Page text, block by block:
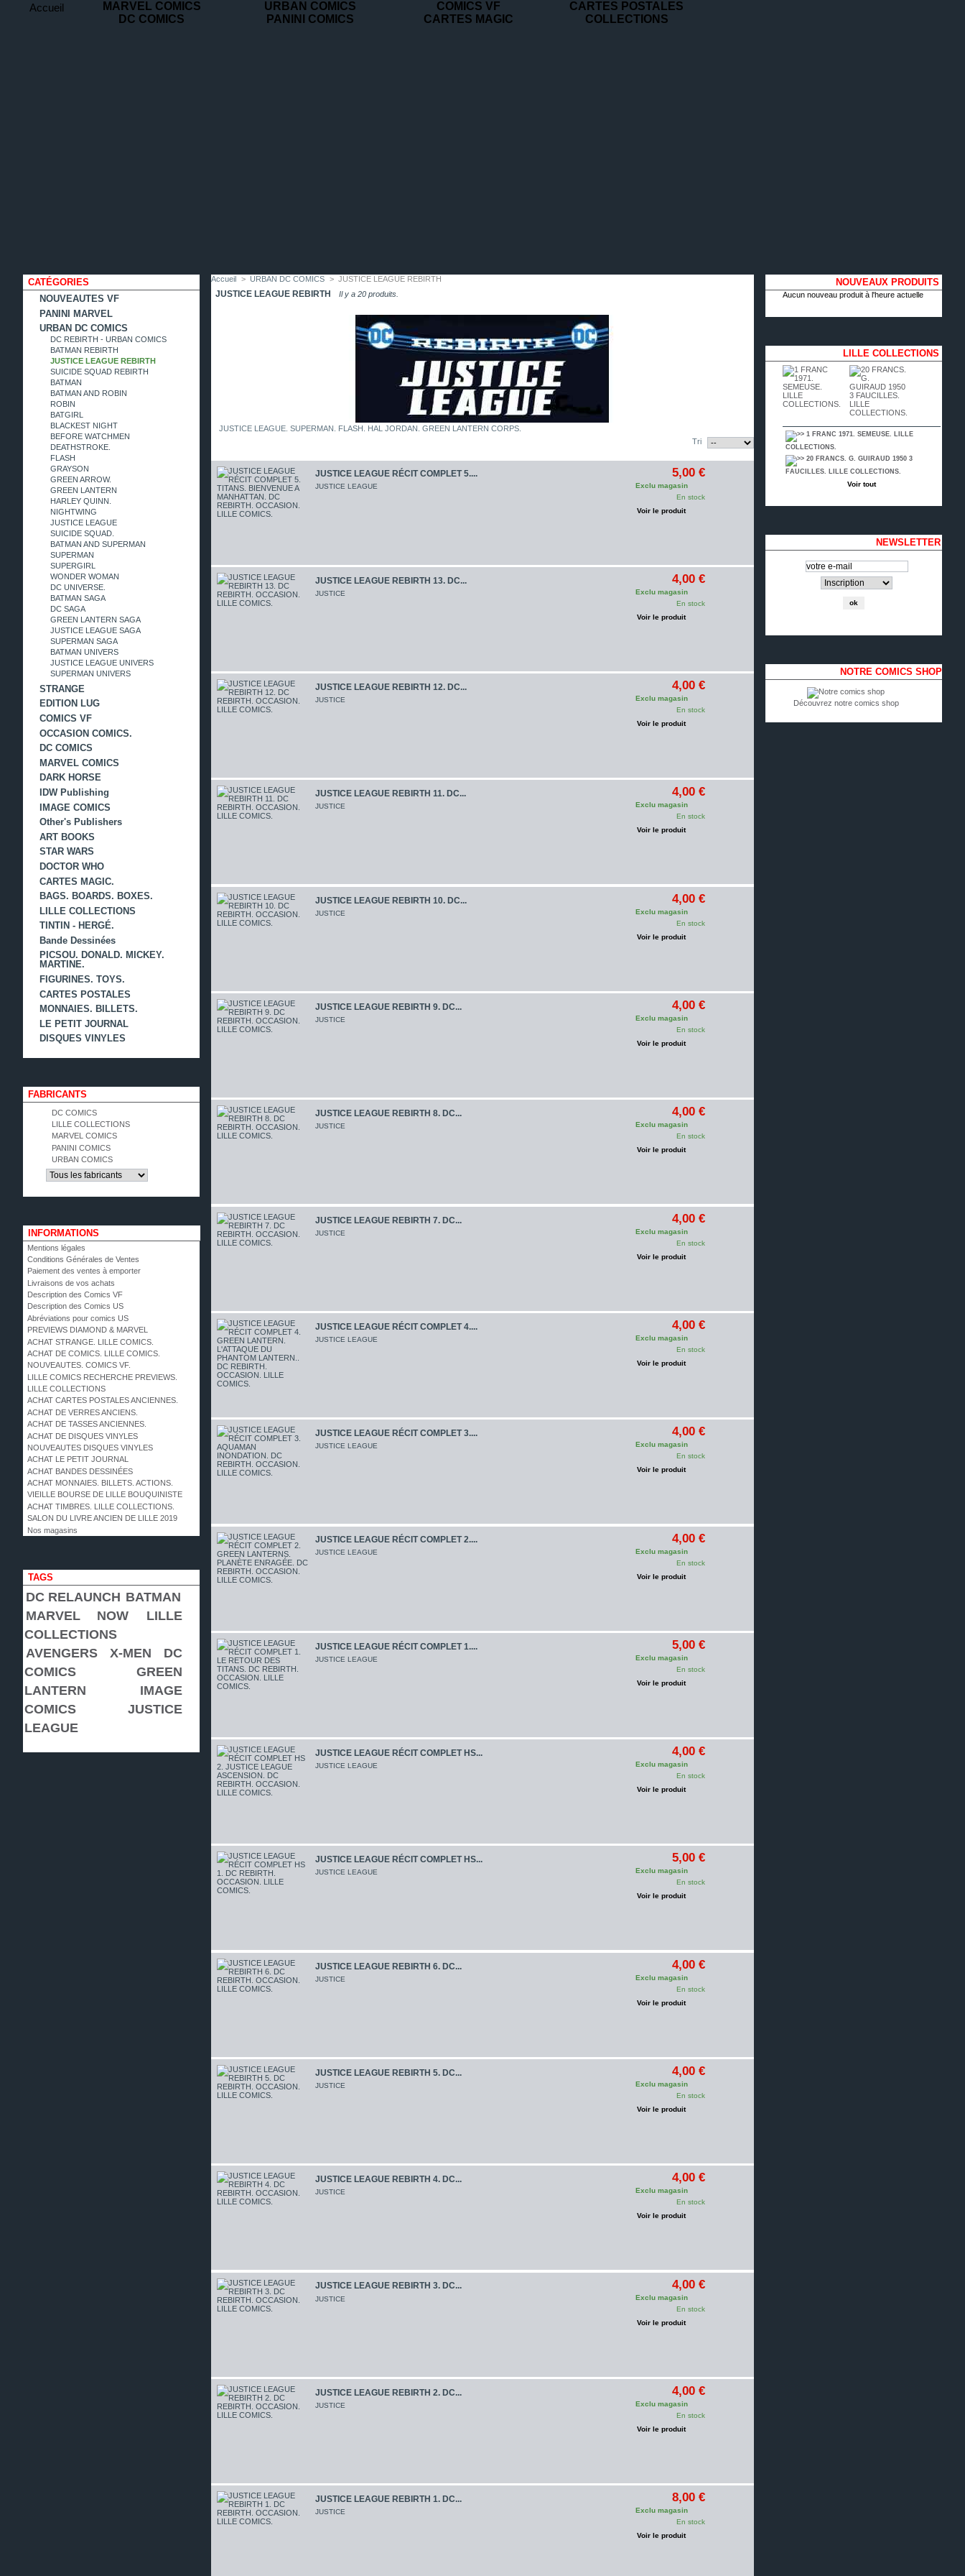
Accueil
MARVEL COMICS
DC COMICS
URBAN COMICS
PANINI COMICS
COMICS VF
CARTES MAGIC
CARTES POSTALES
COLLECTIONS
CATÉGORIES
NOUVEAUTES VF
PANINI MARVEL
URBAN DC COMICS
DC REBIRTH - URBAN COMICS
BATMAN REBIRTH
JUSTICE LEAGUE REBIRTH
SUICIDE SQUAD REBIRTH
BATMAN
BATMAN AND ROBIN
ROBIN
BATGIRL
BLACKEST NIGHT
BEFORE WATCHMEN
DEATHSTROKE.
FLASH
GRAYSON
GREEN ARROW.
GREEN LANTERN
HARLEY QUINN.
NIGHTWING
JUSTICE LEAGUE
SUICIDE SQUAD.
BATMAN AND SUPERMAN
SUPERMAN
SUPERGIRL
WONDER WOMAN
DC UNIVERSE.
BATMAN SAGA
DC SAGA
GREEN LANTERN SAGA
JUSTICE LEAGUE SAGA
SUPERMAN SAGA
BATMAN UNIVERS
JUSTICE LEAGUE UNIVERS
SUPERMAN UNIVERS
STRANGE
EDITION LUG
COMICS VF
OCCASION COMICS.
DC COMICS
MARVEL COMICS
DARK HORSE
IDW Publishing
IMAGE COMICS
Other's Publishers
ART BOOKS
STAR WARS
DOCTOR WHO
CARTES MAGIC.
BAGS. BOARDS. BOXES.
LILLE COLLECTIONS
TINTIN - HERGÉ.
Bande Dessinées
PICSOU. DONALD. MICKEY.
MARTINE.
FIGURINES. TOYS.
CARTES POSTALES
MONNAIES. BILLETS.
LE PETIT JOURNAL
DISQUES VINYLES
FABRICANTS
DC COMICS
LILLE COLLECTIONS
MARVEL COMICS
PANINI COMICS
URBAN COMICS
INFORMATIONS
Mentions légales
Conditions Générales de Ventes
Paiement des ventes à emporter
Livraisons de vos achats
Description des Comics VF
Description des Comics US
Abréviations pour comics US
PREVIEWS DIAMOND & MARVEL
ACHAT STRANGE. LILLE COMICS.
ACHAT DE COMICS. LILLE COMICS.
NOUVEAUTES. COMICS VF.
LILLE COMICS RECHERCHE PREVIEWS.
LILLE COLLECTIONS
ACHAT CARTES POSTALES ANCIENNES.
ACHAT DE VERRES ANCIENS.
ACHAT DE TASSES ANCIENNES.
ACHAT DE DISQUES VINYLES
NOUVEAUTES DISQUES VINYLES
ACHAT LE PETIT JOURNAL
ACHAT BANDES DESSINÉES
ACHAT MONNAIES. BILLETS. ACTIONS.
VIEILLE BOURSE DE LILLE BOUQUINISTE
ACHAT TIMBRES. LILLE COLLECTIONS.
SALON DU LIVRE ANCIEN DE LILLE 2019
Nos magasins
TAGS
DC RELAUNCH BATMAN
MARVEL NOW
LILLE
COLLECTIONS
AVENGERS
X-MEN
DC
COMICS
GREEN
LANTERN
IMAGE
COMICS
JUSTICE
LEAGUE
Accueil > URBAN DC COMICS > JUSTICE LEAGUE REBIRTH
JUSTICE LEAGUE REBIRTH Il y a 20 produits.
JUSTICE LEAGUE. SUPERMAN. FLASH. HAL JORDAN. GREEN LANTERN CORPS.
Tri
JUSTICE LEAGUE RÉCIT COMPLET 5....
JUSTICE LEAGUE
5,00 €
Exclu magasin
En stock
Voir le produit
JUSTICE LEAGUE REBIRTH 13. DC...
JUSTICE
4,00 €
Exclu magasin
En stock
Voir le produit
JUSTICE LEAGUE REBIRTH 12. DC...
JUSTICE
4,00 €
Exclu magasin
En stock
Voir le produit
JUSTICE LEAGUE REBIRTH 11. DC...
JUSTICE
4,00 €
Exclu magasin
En stock
Voir le produit
JUSTICE LEAGUE REBIRTH 10. DC...
JUSTICE
4,00 €
Exclu magasin
En stock
Voir le produit
JUSTICE LEAGUE REBIRTH 9. DC...
JUSTICE
4,00 €
Exclu magasin
En stock
Voir le produit
JUSTICE LEAGUE REBIRTH 8. DC...
JUSTICE
4,00 €
Exclu magasin
En stock
Voir le produit
JUSTICE LEAGUE REBIRTH 7. DC...
JUSTICE
4,00 €
Exclu magasin
En stock
Voir le produit
JUSTICE LEAGUE RÉCIT COMPLET 4....
JUSTICE LEAGUE
4,00 €
Exclu magasin
En stock
Voir le produit
JUSTICE LEAGUE RÉCIT COMPLET 3....
JUSTICE LEAGUE
4,00 €
Exclu magasin
En stock
Voir le produit
JUSTICE LEAGUE RÉCIT COMPLET 2....
JUSTICE LEAGUE
4,00 €
Exclu magasin
En stock
Voir le produit
JUSTICE LEAGUE RÉCIT COMPLET 1....
JUSTICE LEAGUE
5,00 €
Exclu magasin
En stock
Voir le produit
JUSTICE LEAGUE RÉCIT COMPLET HS...
JUSTICE LEAGUE
4,00 €
Exclu magasin
En stock
Voir le produit
JUSTICE LEAGUE RÉCIT COMPLET HS...
JUSTICE LEAGUE
5,00 €
Exclu magasin
En stock
Voir le produit
JUSTICE LEAGUE REBIRTH 6. DC...
JUSTICE
4,00 €
Exclu magasin
En stock
Voir le produit
JUSTICE LEAGUE REBIRTH 5. DC...
JUSTICE
4,00 €
Exclu magasin
En stock
Voir le produit
JUSTICE LEAGUE REBIRTH 4. DC...
JUSTICE
4,00 €
Exclu magasin
En stock
Voir le produit
JUSTICE LEAGUE REBIRTH 3. DC...
JUSTICE
4,00 €
Exclu magasin
En stock
Voir le produit
JUSTICE LEAGUE REBIRTH 2. DC...
JUSTICE
4,00 €
Exclu magasin
En stock
Voir le produit
JUSTICE LEAGUE REBIRTH 1. DC...
JUSTICE
8,00 €
Exclu magasin
En stock
Voir le produit
NOUVEAUX PRODUITS
Aucun nouveau produit à l'heure actuelle
LILLE COLLECTIONS
1 FRANC 1971. SEMEUSE. LILLE
COLLECTIONS.
20 FRANCS. G. GUIRAUD 1950 3
FAUCILLES. LILLE COLLECTIONS.
Voir tout
NEWSLETTER
NOTRE COMICS SHOP
Découvrez notre comics shop